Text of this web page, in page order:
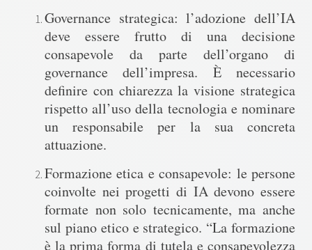
Governance strategica: l’adozione dell’IA
deve essere frutto di una decisione
consapevole da parte dell’organo di
governance dell’impresa. È necessario
definire con chiarezza la visione strategica
rispetto all’uso della tecnologia e nominare
un responsabile per la sua concreta
attuazione.
Formazione etica e consapevole: le persone
coinvolte nei progetti di IA devono essere
formate non solo tecnicamente, ma anche
sul piano etico e strategico. “La formazione
è la prima forma di tutela e consapevolezza